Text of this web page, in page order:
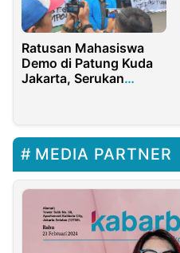
Ratusan Mahasiswa
Demo di Patung Kuda
Jakarta, Serukan
MEDIA PARTNER